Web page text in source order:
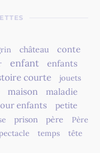
château
conte
enfant enfants
courte jouets
maison maladie
enfants petite
prison père
Père
temps tête